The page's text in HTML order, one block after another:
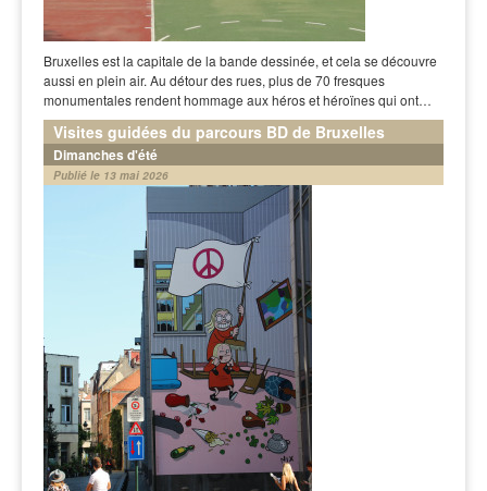
Bruxelles est la capitale de la bande dessinée, et cela se découvre
aussi en plein air. Au détour des rues, plus de 70 fresques
monumentales rendent hommage aux héros et héroïnes qui ont…
Visites guidées du parcours BD de Bruxelles
Dimanches d'été
Publié le 13 mai 2026